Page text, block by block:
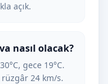
açık.
nasıl olacak?
gece 19°C.
rüzgâr 24 km/s.